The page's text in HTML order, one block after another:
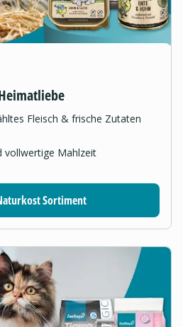
Fleisch & frische Zutaten
vollwertige Mahlzeit
Sortiment